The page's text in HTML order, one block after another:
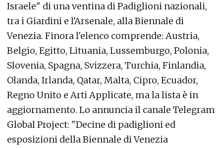
Israele" di una ventina di Padiglioni nazionali,
tra i Giardini e l'Arsenale, alla Biennale di
Venezia. Finora l'elenco comprende: Austria,
Belgio, Egitto, Lituania, Lussemburgo, Polonia,
Slovenia, Spagna, Svizzera, Turchia, Finlandia,
Olanda, Irlanda, Qatar, Malta, Cipro, Ecuador,
Regno Unito e Arti Applicate, ma la lista è in
aggiornamento. Lo annuncia il canale Telegram
Global Project: "Decine di padiglioni ed
esposizioni della Biennale di Venezia